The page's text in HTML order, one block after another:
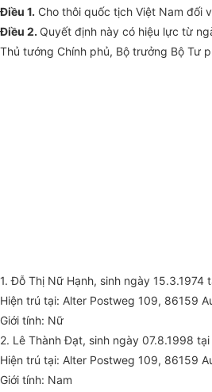
Điều 1. Cho thôi quốc tịch Việt Nam đối
Điều 2. Quyết định này có hiệu lực từ
Thủ tướng Chính phủ, Bộ trưởng Bộ Tư
1. Đỗ Thị Nữ Hạnh, sinh ngày 15.3.1974
Hiện trú tại: Alter Postweg 109, 86159
Giới tính: Nữ
2. Lê Thành Đạt, sinh ngày 07.8.1998 tại
Hiện trú tại: Alter Postweg 109, 86159
Giới tính: Nam